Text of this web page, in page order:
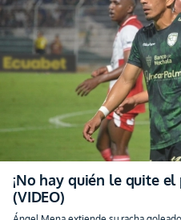
¡No hay quién le quite
(VIDEO)